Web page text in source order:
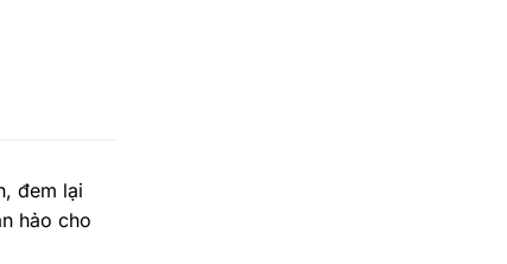
đem lại
hảo cho